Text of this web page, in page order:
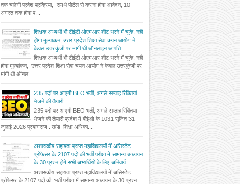
तक चलेगी प्रवेश प्रक्रिया, समर्थ पोर्टल से करना होगा आवेदन, 10
अगस्त तक होगा प...
शिक्षक अभ्यर्थी भी टीईटी ओएमआर शीट भरने में चूके, नहीं
होगा मूल्यांकन, उत्तर प्रदेश शिक्षा सेवा चयन आयोग ने
केवल उत्तरकुंजी पर मांगी थी ऑनलाइन आपत्ति
शिक्षक अभ्यर्थी भी टीईटी ओएमआर शीट भरने में चूके, नहीं
होगा मूल्यांकन, उत्तर प्रदेश शिक्षा सेवा चयन आयोग ने केवल उत्तरकुंजी पर
मांगी थी ऑनल...
235 पदों पर आएगी BEO भर्ती, अगले सप्ताह रिक्तियां
भेजने की तैयारी
235 पदों पर आएगी BEO भर्ती, अगले सप्ताह रिक्तियां
भेजने की तैयारी प्रदेश में बीईओ के 1031 सृजित 31
जुलाई 2026 प्रयागराज : खंड शिक्षा अधिका...
अशासकीय सहायता प्राप्त महाविद्यालयों में असिस्टेंट
प्रोफेसर के 2107 पदों की भर्ती परीक्षा में सामान्य अध्ययन
के 30 प्रश्न होंगे सभी अभ्यर्थियों के लिए अनिवार्य
अशासकीय सहायता प्राप्त महाविद्यालयों में असिस्टेंट
प्रोफेसर के 2107 पदों की भर्ती परीक्षा में सामान्य अध्ययन के 30 प्रश्न